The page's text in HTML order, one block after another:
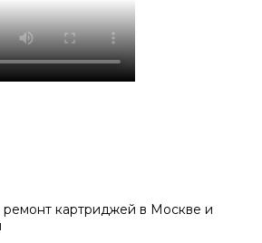
картриджей в Москве и